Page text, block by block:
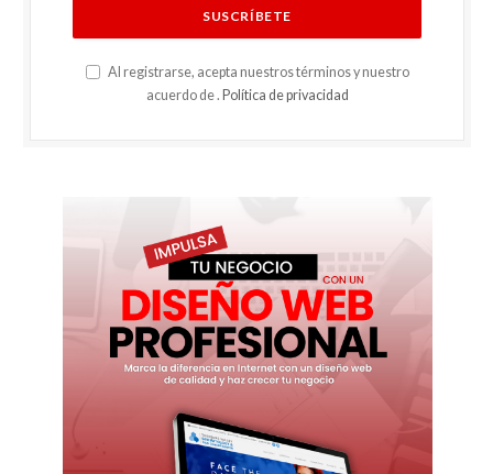
Al registrarse, acepta nuestros términos y nuestro
acuerdo de . Política de privacidad